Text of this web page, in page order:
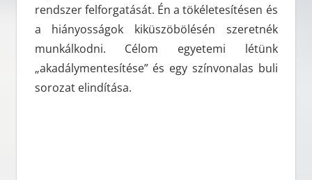
rendszer felforgatását. Én a tökéletesítésen és
a hiányosságok kiküszöbölésén szeretnék
munkálkodni. Célom egyetemi létünk
„akadálymentesítése” és egy színvonalas buli
sorozat elindítása.